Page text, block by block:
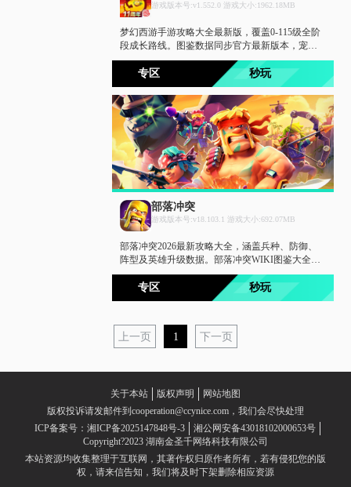
游戏版本号:v1.552.0 游戏大小:1962.18MB
梦幻西游手游攻略大全最新版，覆盖0-115级全阶
段成长路线。图鉴数据同步官方最新版本，宠物
图鉴、法宝图鉴、变身卡图鉴一网打尽。每日更
新热门阵容与版本答案，让你轻松拿捏梦幻手
游。
专区 秒玩
部落冲突
游戏版本号:v18.103.1 游戏大小:692.07MB
部落冲突2026最新攻略大全，涵盖兵种、防御、
阵型及英雄升级数据。部落冲突WIKI图鉴大全实
时更新，提供详细的兵种图鉴与建筑数据，助你
快速掌握版本强势流派，从新手到传奇杯必备的
工具书。
专区 秒玩
上一页 1 下一页
关于本站 版权声明
网站地图
版权投诉请发邮件到cooperation@ccynice.com，我们会尽快处理
ICP备案号：湘ICP备2025147848号-3
湘公网安备43018102000653号
Copyright?2023 湖南金圣千网络科技有限公司
本站资源均收集整理于互联网，其著作权归原作者所有，若有侵犯您的版
权，请来信告知，我们将及时下架删除相应资源